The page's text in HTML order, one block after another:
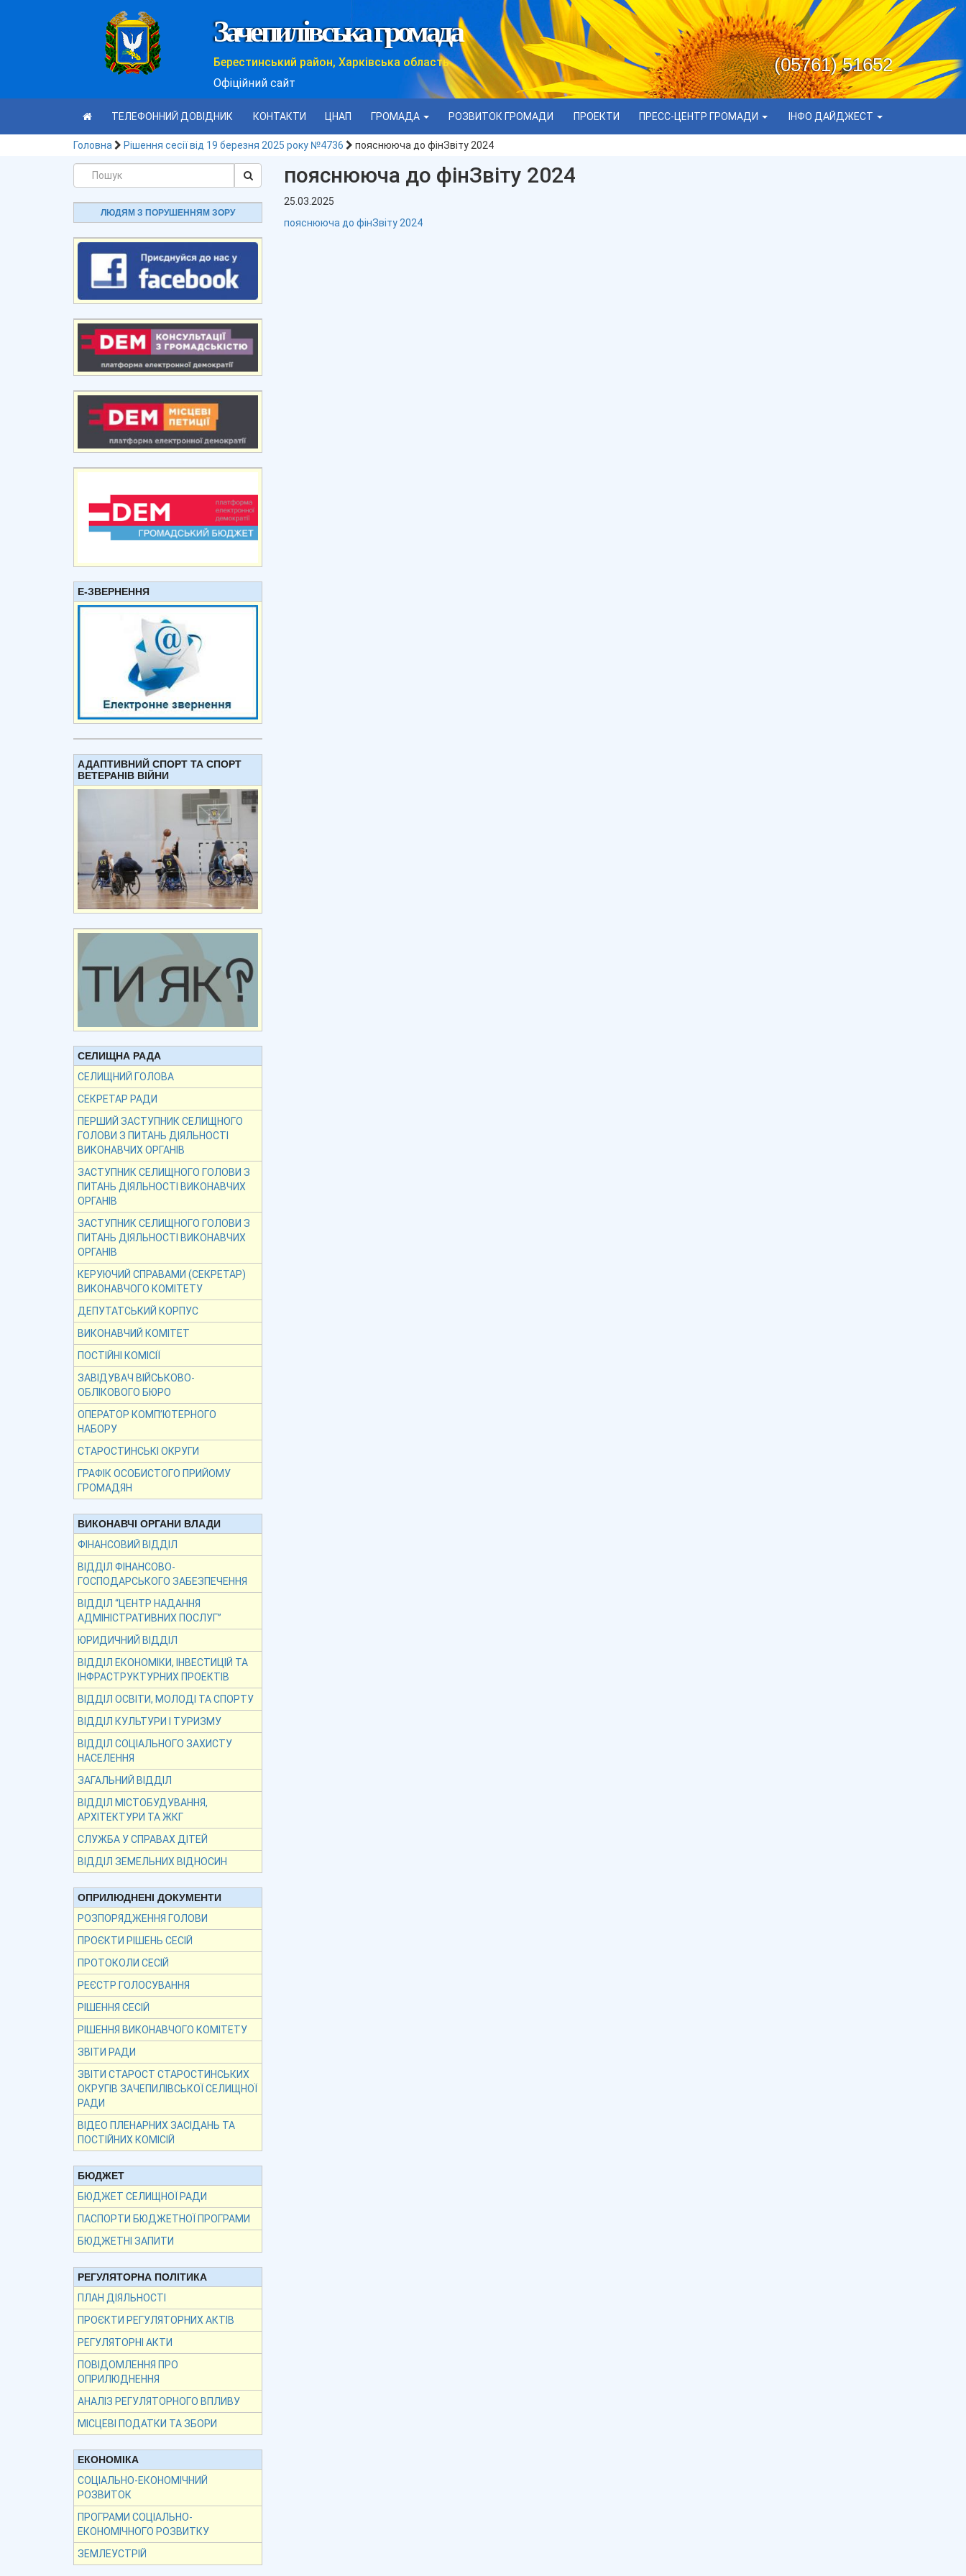
Зачепилівська громада
Берестинський район, Харківська область
Офіційний сайт
(05761) 51652
ТЕЛЕФОННИЙ ДОВІДНИК КОНТАКТИ ЦНАП ГРОМАДА РОЗВИТОК ГРОМАДИ ПРОЕКТИ ПРЕСС-ЦЕНТР ГРОМАДИ ІНФО ДАЙДЖЕСТ
Головна Рішення сесії від 19 березня 2025 року №4736 пояснююча до фінЗвіту 2024
ЛЮДЯМ З ПОРУШЕННЯМ ЗОРУ
Е-ЗВЕРНЕННЯ
АДАПТИВНИЙ СПОРТ ТА СПОРТ
ВЕТЕРАНІВ ВІЙНИ
СЕЛИЩНА РАДА
СЕЛИЩНИЙ ГОЛОВА
СЕКРЕТАР РАДИ
ПЕРШИЙ ЗАСТУПНИК СЕЛИЩНОГО
ГОЛОВИ З ПИТАНЬ ДІЯЛЬНОСТІ
ВИКОНАВЧИХ ОРГАНІВ
ЗАСТУПНИК СЕЛИЩНОГО ГОЛОВИ З
ПИТАНЬ ДІЯЛЬНОСТІ ВИКОНАВЧИХ
ОРГАНІВ
ЗАСТУПНИК СЕЛИЩНОГО ГОЛОВИ З
ПИТАНЬ ДІЯЛЬНОСТІ ВИКОНАВЧИХ
ОРГАНІВ
КЕРУЮЧИЙ СПРАВАМИ (СЕКРЕТАР)
ВИКОНАВЧОГО КОМІТЕТУ
ДЕПУТАТСЬКИЙ КОРПУС
ВИКОНАВЧИЙ КОМІТЕТ
ПОСТІЙНІ КОМІСІЇ
ЗАВІДУВАЧ ВІЙСЬКОВО-
ОБЛІКОВОГО БЮРО
ОПЕРАТОР КОМП’ЮТЕРНОГО
НАБОРУ
СТАРОСТИНСЬКІ ОКРУГИ
ГРАФІК ОСОБИСТОГО ПРИЙОМУ
ГРОМАДЯН
ВИКОНАВЧІ ОРГАНИ ВЛАДИ
ФІНАНСОВИЙ ВІДДІЛ
ВІДДІЛ ФІНАНСОВО-
ГОСПОДАРСЬКОГО ЗАБЕЗПЕЧЕННЯ
ВІДДІЛ “ЦЕНТР НАДАННЯ
АДМІНІСТРАТИВНИХ ПОСЛУГ”
ЮРИДИЧНИЙ ВІДДІЛ
ВІДДІЛ ЕКОНОМІКИ, ІНВЕСТИЦІЙ ТА
ІНФРАСТРУКТУРНИХ ПРОЕКТІВ
ВІДДІЛ ОСВІТИ, МОЛОДІ ТА СПОРТУ
ВІДДІЛ КУЛЬТУРИ І ТУРИЗМУ
ВІДДІЛ СОЦІАЛЬНОГО ЗАХИСТУ
НАСЕЛЕННЯ
ЗАГАЛЬНИЙ ВІДДІЛ
ВІДДІЛ МІСТОБУДУВАННЯ,
АРХІТЕКТУРИ ТА ЖКГ
СЛУЖБА У СПРАВАХ ДІТЕЙ
ВІДДІЛ ЗЕМЕЛЬНИХ ВІДНОСИН
ОПРИЛЮДНЕНІ ДОКУМЕНТИ
РОЗПОРЯДЖЕННЯ ГОЛОВИ
ПРОЄКТИ РІШЕНЬ СЕСІЙ
ПРОТОКОЛИ СЕСІЙ
РЕЄСТР ГОЛОСУВАННЯ
РІШЕННЯ СЕСІЙ
РІШЕННЯ ВИКОНАВЧОГО КОМІТЕТУ
ЗВІТИ РАДИ
ЗВІТИ СТАРОСТ СТАРОСТИНСЬКИХ
ОКРУГІВ ЗАЧЕПИЛІВСЬКОЇ СЕЛИЩНОЇ
РАДИ
ВІДЕО ПЛЕНАРНИХ ЗАСІДАНЬ ТА
ПОСТІЙНИХ КОМІСІЙ
БЮДЖЕТ
БЮДЖЕТ СЕЛИЩНОЇ РАДИ
ПАСПОРТИ БЮДЖЕТНОЇ ПРОГРАМИ
БЮДЖЕТНІ ЗАПИТИ
РЕГУЛЯТОРНА ПОЛІТИКА
ПЛАН ДІЯЛЬНОСТІ
ПРОЄКТИ РЕГУЛЯТОРНИХ АКТІВ
РЕГУЛЯТОРНІ АКТИ
ПОВІДОМЛЕННЯ ПРО
ОПРИЛЮДНЕННЯ
АНАЛІЗ РЕГУЛЯТОРНОГО ВПЛИВУ
МІСЦЕВІ ПОДАТКИ ТА ЗБОРИ
ЕКОНОМІКА
СОЦІАЛЬНО-ЕКОНОМІЧНИЙ
РОЗВИТОК
ПРОГРАМИ СОЦІАЛЬНО-
ЕКОНОМІЧНОГО РОЗВИТКУ
ЗЕМЛЕУСТРІЙ
пояснююча до фінЗвіту 2024
25.03.2025
пояснююча до фінЗвіту 2024